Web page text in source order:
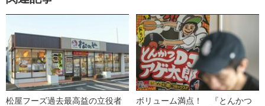
松屋フーズ過去最高益の立役者
ボリューム満点！ 『とんかつ